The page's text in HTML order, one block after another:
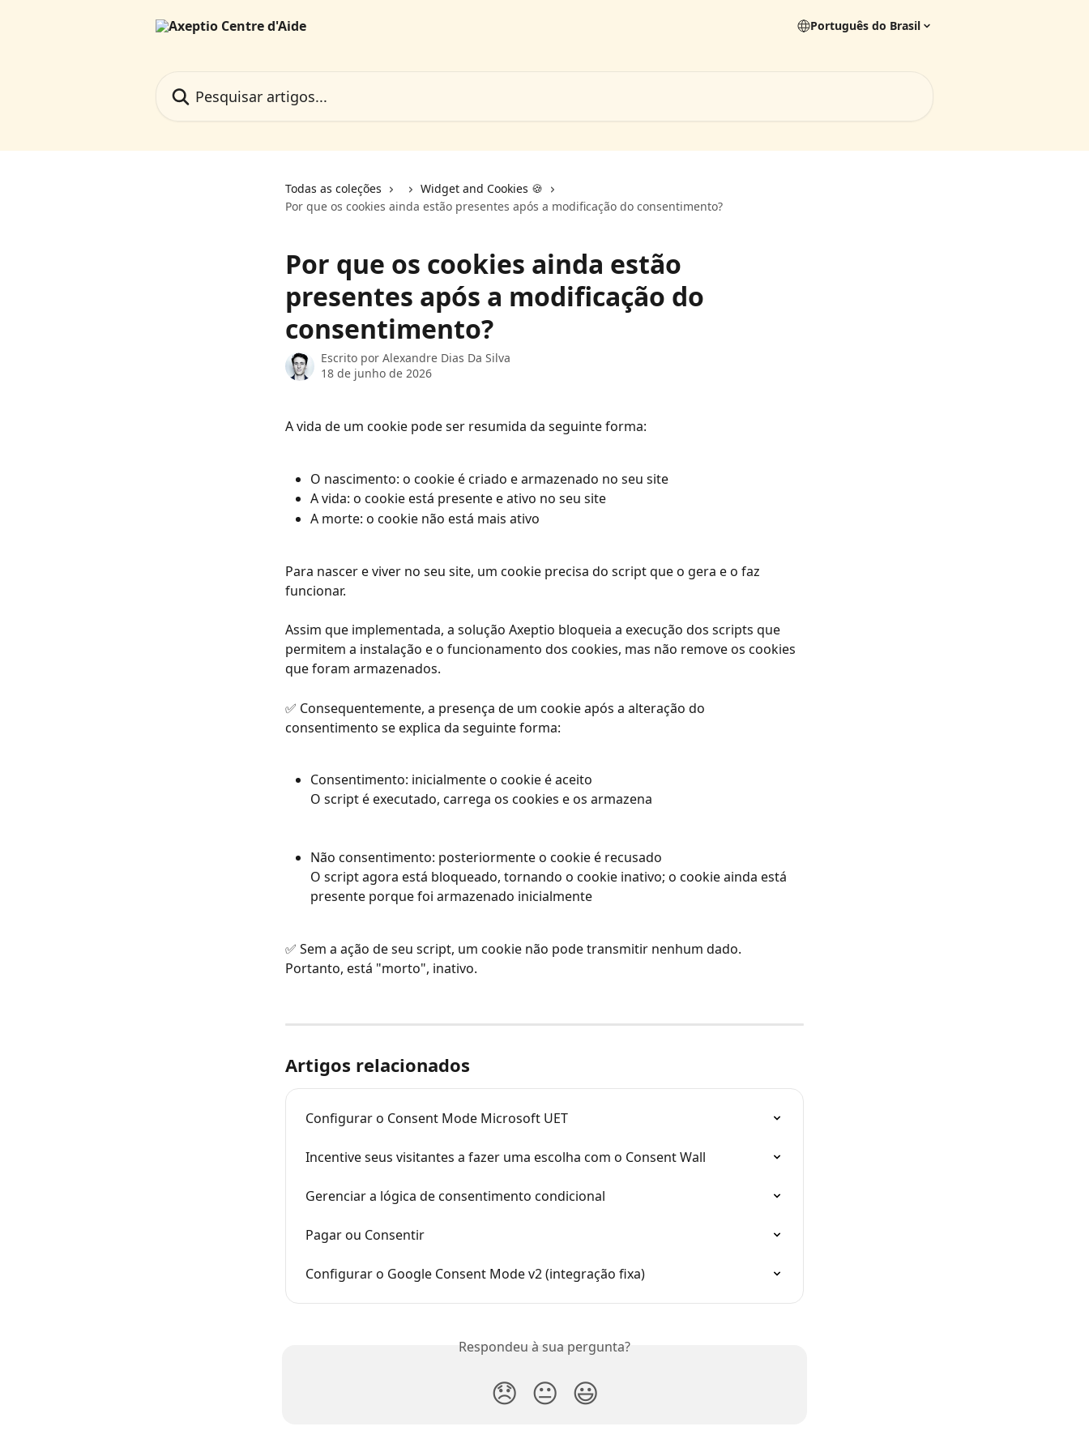
Português do Brasil
Todas as coleções
Widget and Cookies 🍪
Por que os cookies ainda estão presentes após a modificação do consentimento?
Por que os cookies ainda estão
presentes após a modificação do
consentimento?
Escrito por Alexandre Dias Da Silva
18 de junho de 2026
A vida de um cookie pode ser resumida da seguinte forma:
O nascimento: o cookie é criado e armazenado no seu site
A vida: o cookie está presente e ativo no seu site
A morte: o cookie não está mais ativo
Para nascer e viver no seu site, um cookie precisa do script que o gera e o faz
funcionar.
Assim que implementada, a solução Axeptio bloqueia a execução dos scripts que
permitem a instalação e o funcionamento dos cookies, mas não remove os cookies
que foram armazenados.
✅ Consequentemente, a presença de um cookie após a alteração do
consentimento se explica da seguinte forma:
Consentimento: inicialmente o cookie é aceito
O script é executado, carrega os cookies e os armazena
Não consentimento: posteriormente o cookie é recusado
O script agora está bloqueado, tornando o cookie inativo; o cookie ainda está
presente porque foi armazenado inicialmente
✅ Sem a ação de seu script, um cookie não pode transmitir nenhum dado.
Portanto, está "morto", inativo.
Artigos relacionados
Configurar o Consent Mode Microsoft UET
Incentive seus visitantes a fazer uma escolha com o Consent Wall
Gerenciar a lógica de consentimento condicional
Pagar ou Consentir
Configurar o Google Consent Mode v2 (integração fixa)
Respondeu à sua pergunta?
😞 😐 😃